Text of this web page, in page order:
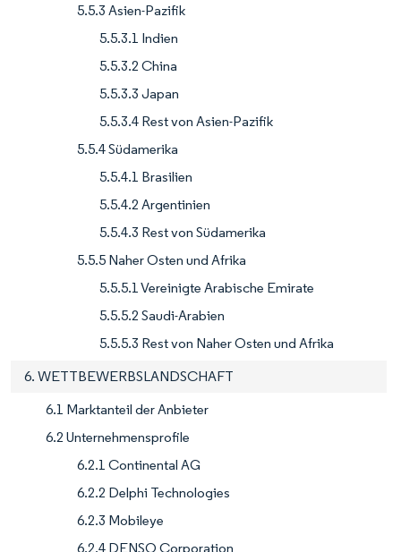
5.5.3 Asien-Pazifik
5.5.3.1 Indien
5.5.3.2 China
5.5.3.3 Japan
5.5.3.4 Rest von Asien-Pazifik
5.5.4 Südamerika
5.5.4.1 Brasilien
5.5.4.2 Argentinien
5.5.4.3 Rest von Südamerika
5.5.5 Naher Osten und Afrika
5.5.5.1 Vereinigte Arabische Emirate
5.5.5.2 Saudi-Arabien
5.5.5.3 Rest von Naher Osten und Afrika
6. WETTBEWERBSLANDSCHAFT
6.1 Marktanteil der Anbieter
6.2 Unternehmensprofile
6.2.1 Continental AG
6.2.2 Delphi Technologies
6.2.3 Mobileye
6.2.4 DENSO Corporation